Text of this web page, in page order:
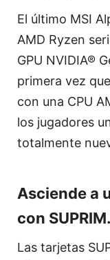
El último MSI
AMD Ryzen
GPU NVIDIA®
primera vez
con una CPU
los jugadores
totalmente
Asciende a
con SUPRIM.
Las tarjetas